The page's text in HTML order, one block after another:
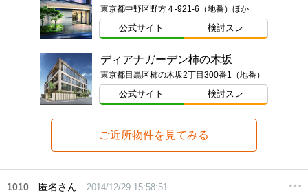
東京都中野区野方４-921-6（地番）ほか
公式サイト 検討スレ
ディアナガーデン柿の木坂
東京都目黒区柿の木坂2丁目300番1（地番）
公式サイト 検討スレ
ご近所物件を見てみる
1010 匿名さん 2014/12/29 15:58:51